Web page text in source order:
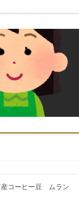
産コーヒー豆 ムラン